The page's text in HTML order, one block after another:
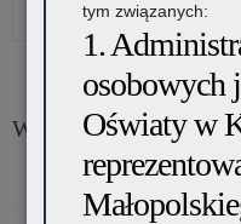
Drukuj
Kategoria:
Harcerska
szkoła
Wręczenie wyróżnień
o: Wręczenie wyróżnień
tym związanych:
1.
osobowych
Oświaty w